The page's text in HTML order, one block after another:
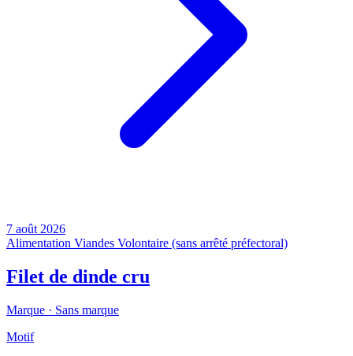
7 août 2026
Alimentation Viandes Volontaire (sans arrêté préfectoral)
Filet de dinde cru
Marque · Sans marque
Motif